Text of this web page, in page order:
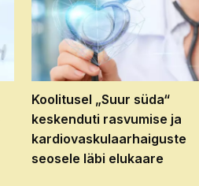
Koolitusel „Suur süda“
keskenduti rasvumise ja
kardiovaskulaarhaiguste
seosele läbi elukaare